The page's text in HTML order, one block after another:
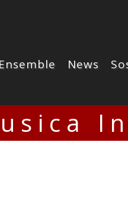
Ensemble News